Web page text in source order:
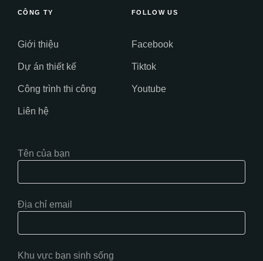
CÔNG TY
Giới thiệu
Dự án thiết kế
Công trình thi công
Liên hệ
FOLLOW US
Facebook
Tiktok
Youtube
Tên của bạn
Địa chỉ email
Khu vực bạn sinh sống